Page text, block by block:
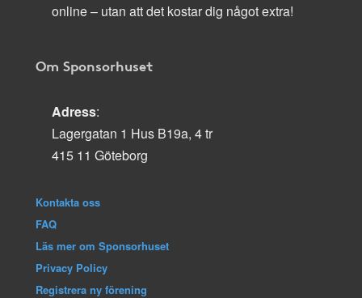
online – utan att det kostar dig något extra!
Om Sponsorhuset
Adress:
Lagergatan 1 Hus B19a, 4 tr
415 11 Göteborg
Kontakta oss
FAQ
Läs mer om Sponsorhuset
Privacy Policy
Registrera ny förening